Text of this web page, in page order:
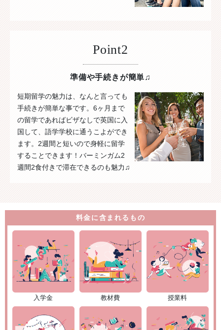
Point2
準備や手続きが簡単♫
短期留学の魅力は、なんと言っても
手続きが簡単な事です。6ヶ月まで
の留学であればビザなしで英国に入
国して、語学学校に通うこよができ
ます。2週間と短いので身軽に留学
することできます！バーミンガム2
週間2食付きで滞在できるのも魅力♫
料金に含まれるもの
入学金 教材費 授業料